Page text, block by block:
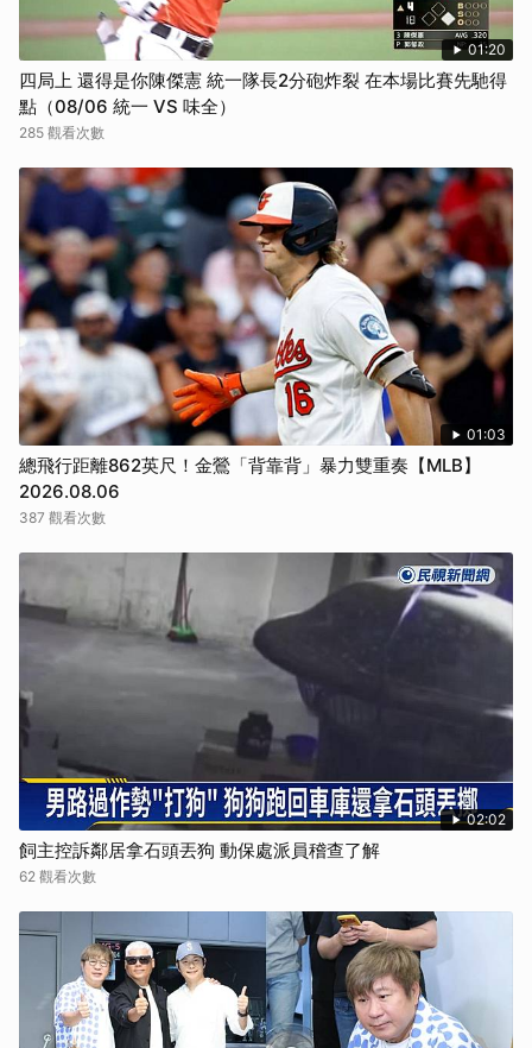
01:20
四局上 還得是你陳傑憲 統一隊長2分砲炸裂 在本場比賽先馳得
點（08/06 統一 VS 味全）
285 觀看次數
01:03
總飛行距離862英尺！金鶯「背靠背」暴力雙重奏【MLB】
2026.08.06
387 觀看次數
02:02
飼主控訴鄰居拿石頭丟狗 動保處派員稽查了解
62 觀看次數